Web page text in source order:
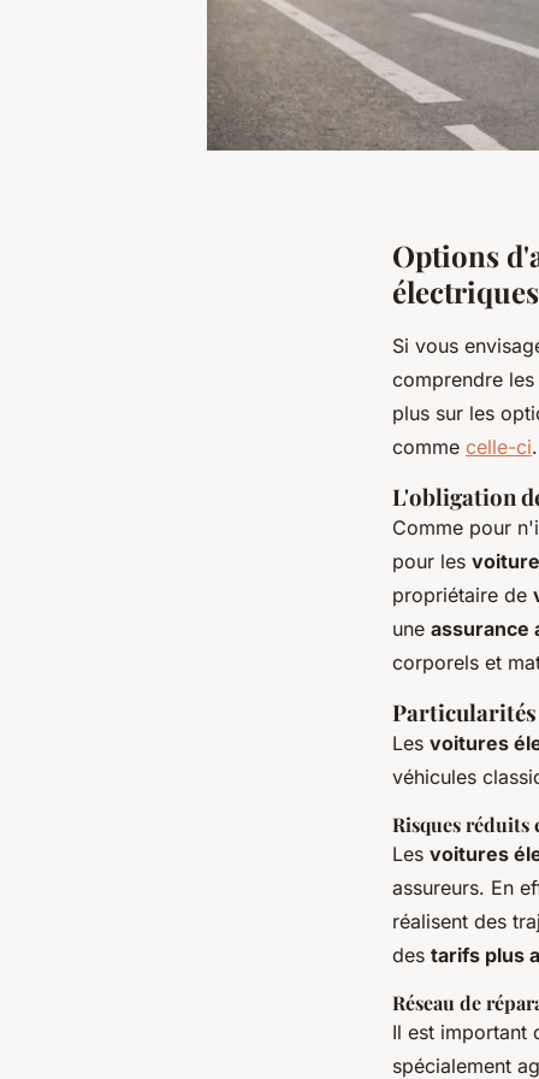
Options
électriques
Si vous
comprendre
plus sur les
comme celle-ci.
L'obligation
Comme pour
pour les
propriétaire de
une assurance
corporels et
Particularités
Les voitures
véhicules
Risques réduits
Les voitures
assureurs. En
réalisent des
des tarifs plus
Réseau de
Il est important
spécialement